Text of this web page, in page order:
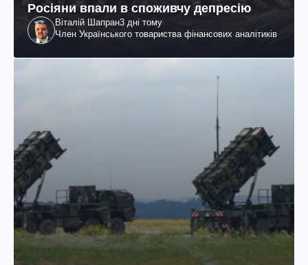
Росіяни впали в споживчу депресію
Віталій Шапран3 дні тому
Член Українського товариства фінансових аналітиків